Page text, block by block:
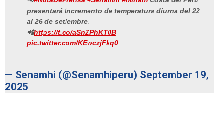
presentará Incremento de temperatura diurna del 22
al 26 de setiembre.
📲https://t.co/aSnZPhKT0B
pic.twitter.com/KEwczjFkq0
— Senamhi (@Senamhiperu) September 19,
2025